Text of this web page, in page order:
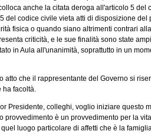
anche la citata deroga all'articolo 5
del codice civile vieta atti di disposizione
fisica o quando siano altrimenti contrari
criticità, e le sue finalità sono state
in Aula all'unanimità, soprattutto in un
atto che il rappresentante del Governo si
ha facoltà.
Presidente, colleghi, voglio iniziare questo
provvedimento è un provvedimento per la
luogo particolare di affetti che è la